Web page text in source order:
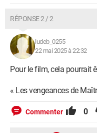
RÉPONSE 2 / 2
ludeb_0255
22 mai 2025 à 22:32
Pour le film, cela pourrait
« Les vengeances de
Commenter 0